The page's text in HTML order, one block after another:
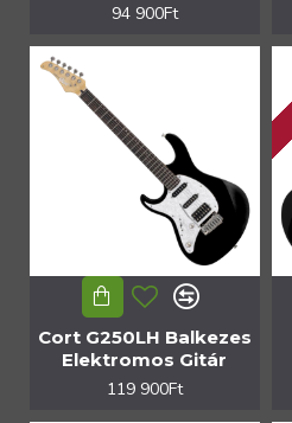
94 900Ft
Cort G250LH Balkezes
Elektromos Gitár
119 900Ft